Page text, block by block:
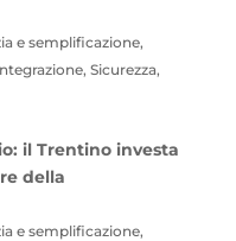
e semplificazione,
Sicurezza,
il Trentino investa
della
e semplificazione,